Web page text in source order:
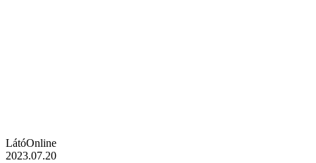
LátóOnline
2023.07.20